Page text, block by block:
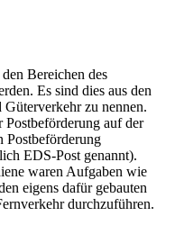
Bereichen des
Es sind dies aus den
zu nennen.
Postbeförderung auf der
Postbeförderung
EDS-Post genannt).
waren Aufgaben wie
eigens dafür gebauten
durchzuführen.